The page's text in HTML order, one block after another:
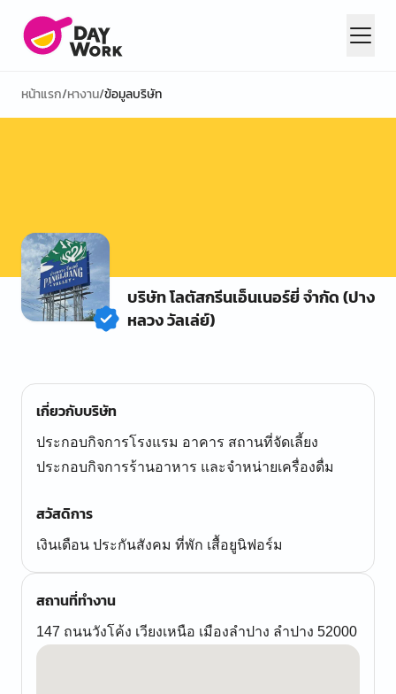
หน้าแรก/หางาน/ข้อมูลบริษัท
บริษัท โลตัสกรีนเอ็นเนอร์ยี่ จำกัด (ปาง
หลวง วัลเล่ย์)
เกี่ยวกับบริษัท
ประกอบกิจการโรงแรม อาคาร สถานที่จัดเลี้ยง
ประกอบกิจการร้านอาหาร และจำหน่ายเครื่องดื่ม
สวัสดิการ
เงินเดือน ประกันสังคม ที่พัก เสื้อยูนิฟอร์ม
สถานที่ทำงาน
147 ถนนวังโค้ง เวียงเหนือ เมืองลำปาง ลำปาง 52000